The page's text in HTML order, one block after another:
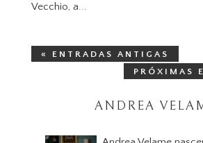
Vecchio, a...
« ENTRADAS ANTIGAS
PRÓXIMAS
ANDREA